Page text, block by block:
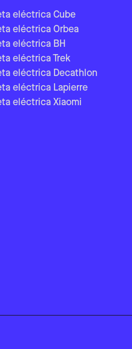
eléctrica Cube
eléctrica Orbea
eléctrica BH
eléctrica Trek
eléctrica Decathlon
eléctrica Lapierre
eléctrica Xiaomi